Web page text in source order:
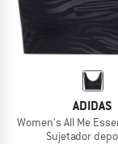
ADIDAS
Women's All Me
Sujetador